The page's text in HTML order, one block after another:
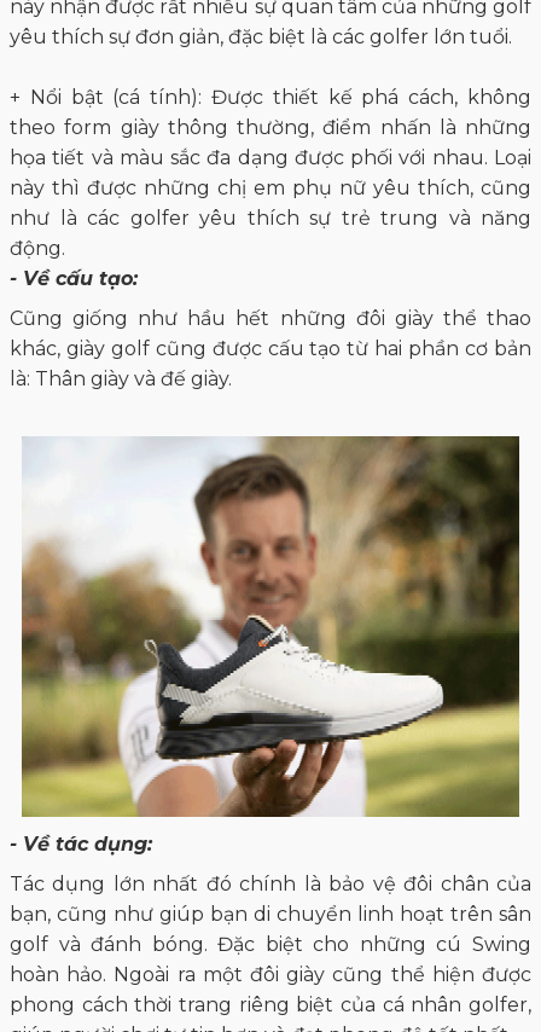
này nhận được rất nhiều sự quan tâm của những golf
yêu thích sự đơn giản, đặc biệt là các golfer lớn tuổi.
+ Nổi bật (cá tính): Được thiết kế phá cách, không
theo form giày thông thường, điểm nhấn là những
họa tiết và màu sắc đa dạng được phối với nhau. Loại
này thì được những chị em phụ nữ yêu thích, cũng
như là các golfer yêu thích sự trẻ trung và năng
động.
- Về cấu tạo:
Cũng giống như hầu hết những đôi giày thể thao
khác, giày golf cũng được cấu tạo từ hai phần cơ bản
là: Thân giày và đế giày.
- Về tác dụng:
Tác dụng lớn nhất đó chính là bảo vệ đôi chân của
bạn, cũng như giúp bạn di chuyển linh hoạt trên sân
golf và đánh bóng. Đặc biệt cho những cú Swing
hoàn hảo. Ngoài ra một đôi giày cũng thể hiện được
phong cách thời trang riêng biệt của cá nhân golfer,